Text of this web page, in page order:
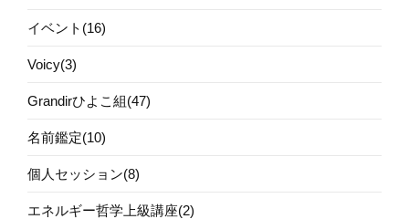
イベント(16)
Voicy(3)
Grandirひよこ組(47)
名前鑑定(10)
個人セッション(8)
エネルギー哲学上級講座(2)